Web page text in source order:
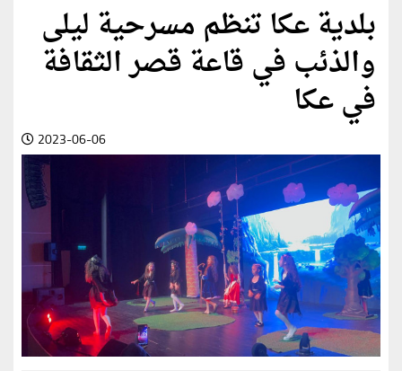
بلدية عكا تنظم مسرحية ليلى
والذئب في قاعة قصر الثقافة
في عكا
2023-06-06